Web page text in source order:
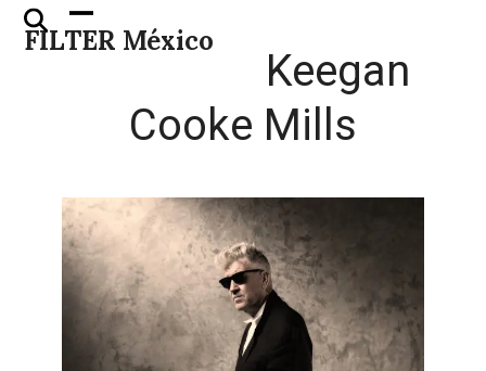
Skip
FILTER México
Open
mobile
Close
mobile
Keegan
Cooke Mills